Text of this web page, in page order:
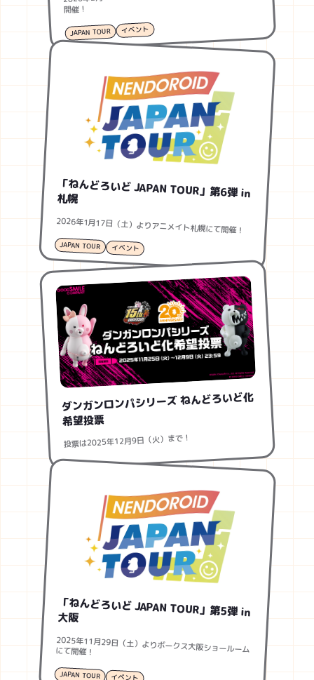
開催！
JAPAN TOUR イベント
「ねんどろいど JAPAN TOUR」第6弾 in
札幌
2026年1月17日（土）よりアニメイト札幌にて開催！
JAPAN TOUR イベント
ダンガンロンパシリーズ ねんどろいど化
希望投票
投票は2025年12月9日（火）まで！
「ねんどろいど JAPAN TOUR」第5弾 in
大阪
2025年11月29日（土）よりボークス大阪ショールームにて開催！
JAPAN TOUR